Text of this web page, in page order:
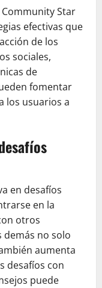
Star
efectivas que
de los
sociales,
de
fomentar
los usuarios a
en desafíos
en la
otros
no solo
aumenta
desafíos con
puede